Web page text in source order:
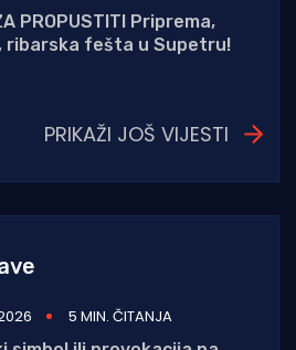
PROPUSTITI Priprema,
ribarska fešta u Supetru!
PRIKAŽI JOŠ VIJESTI
5 MIN. ČITANJA